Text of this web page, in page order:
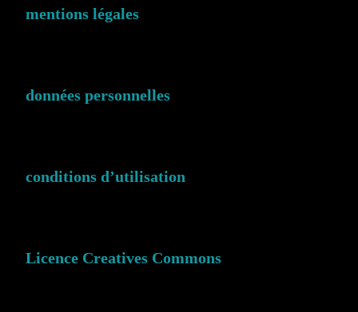
mentions légales
données personnelles
conditions d’utilisation
Licence Creatives Commons